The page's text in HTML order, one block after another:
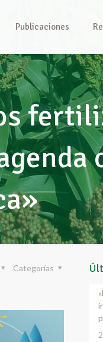
Publicaciones
Categorías